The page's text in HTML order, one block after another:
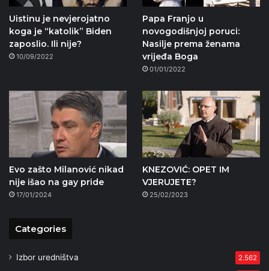
Uistinu je nevjerojatno
koga je “katolik” Biden
zaposlio. Ili nije?
10/09/2022
Papa Franjo u
novogodišnjoj poruci:
Nasilje prema ženama
vrijeđa Boga
01/01/2022
Evo zašto Milanović nikad
nije išao na gay pride
17/01/2024
KNEZOVIĆ: OPET IM
VJERUJETE?
25/02/2023
Categories
Izbor uredništva 2.562